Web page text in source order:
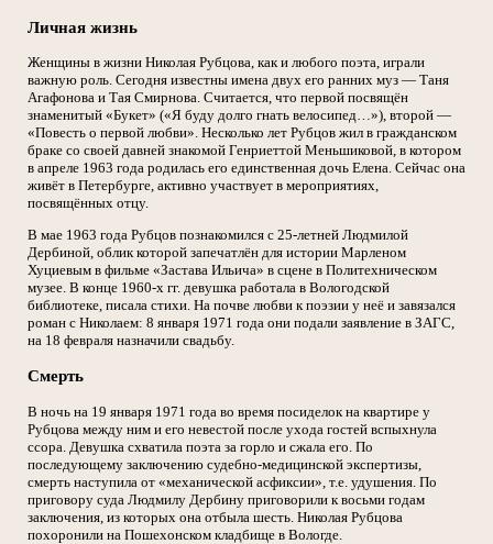
Личная жизнь
Женщины в жизни Николая Рубцова, как и любого поэта, играли
важную роль. Сегодня известны имена двух его ранних муз — Таня
Агафонова и Тая Смирнова. Считается, что первой посвящён
знаменитый «Букет» («Я буду долго гнать велосипед…»), второй —
«Повесть о первой любви». Несколько лет Рубцов жил в гражданском
браке со своей давней знакомой Генриеттой Меньшиковой, в котором
в апреле 1963 года родилась его единственная дочь Елена. Сейчас она
живёт в Петербурге, активно участвует в мероприятиях,
посвящённых отцу.
В мае 1963 года Рубцов познакомился с 25-летней Людмилой
Дербиной, облик которой запечатлён для истории Марленом
Хуциевым в фильме «Застава Ильича» в сцене в Политехническом
музее. В конце 1960-х гг. девушка работала в Вологодской
библиотеке, писала стихи. На почве любви к поэзии у неё и завязался
роман с Николаем: 8 января 1971 года они подали заявление в ЗАГС,
на 18 февраля назначили свадьбу.
Смерть
В ночь на 19 января 1971 года во время посиделок на квартире у
Рубцова между ним и его невестой после ухода гостей вспыхнула
ссора. Девушка схватила поэта за горло и сжала его. По
последующему заключению судебно-медицинской экспертизы,
смерть наступила от «механической асфиксии», т.е. удушения. По
приговору суда Людмилу Дербину приговорили к восьми годам
заключения, из которых она отбыла шесть. Николая Рубцова
похоронили на Пошехонском кладбище в Вологде.